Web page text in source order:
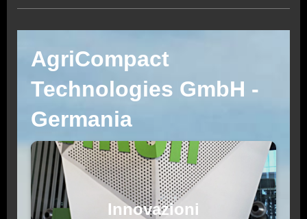
AgriCompact
Technologies GmbH -
Germania
Innovazioni